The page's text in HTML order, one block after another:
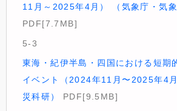
11月～2025年4月） （気象庁・気象
PDF[7.7MB]
5-3
東海・紀伊半島・四国における短期
イベント（2024年11月〜2025年4
災科研）
PDF[9.5MB]